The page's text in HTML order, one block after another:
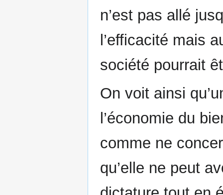
n’est pas allé
l’efficacité mais
société pourrait
On voit ainsi
l’économie du
comme ne
qu’elle ne peut